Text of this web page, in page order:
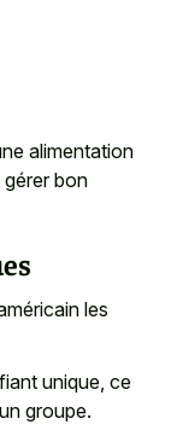
alimentation
bon
les
unique, ce
groupe.